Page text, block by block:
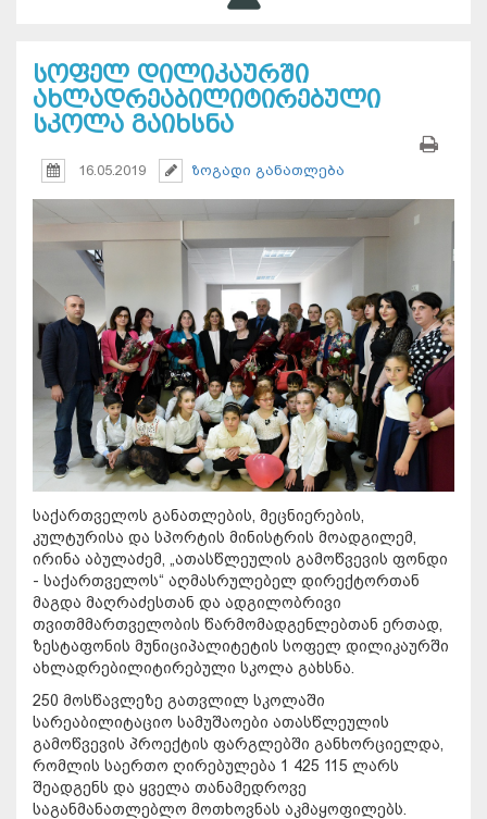
სოფელ დილიკაურში
ახლადრეაბილიტირებული
სკოლა გაიხსნა
16.05.2019 ზოგადი განათლება
საქართველოს განათლების, მეცნიერების,
კულტურისა და სპორტის მინისტრის მოადგილემ,
ირინა აბულაძემ, „ათასწლეულის გამოწვევის ფონდი
- საქართველოს“ აღმასრულებელ დირექტორთან
მაგდა მაღრაძესთან და ადგილობრივი
თვითმმართველობის წარმომადგენლებთან ერთად,
ზესტაფონის მუნიციპალიტეტის სოფელ დილიკაურში
ახლადრებილიტირებული სკოლა გახსნა.
250 მოსწავლეზე გათვლილ სკოლაში
სარეაბილიტაციო სამუშაოები ათასწლეულის
გამოწვევის პროექტის ფარგლებში განხორციელდა,
რომლის საერთო ღირებულება 1 425 115 ლარს
შეადგენს და ყველა თანამედროვე
საგანმანათლებლო მოთხოვნას აკმაყოფილებს.